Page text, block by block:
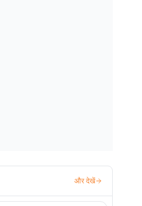
और देखें